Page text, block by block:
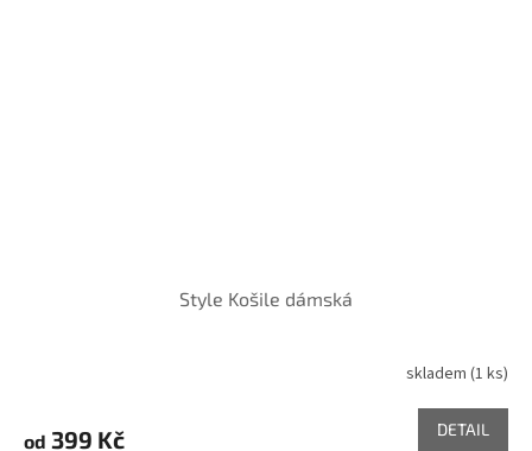
Style Košile dámská
skladem (1 ks)
od 399 Kč DETAIL